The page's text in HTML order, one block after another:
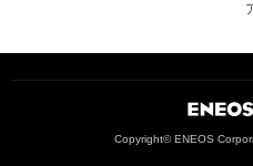
Copyright© ENEOS